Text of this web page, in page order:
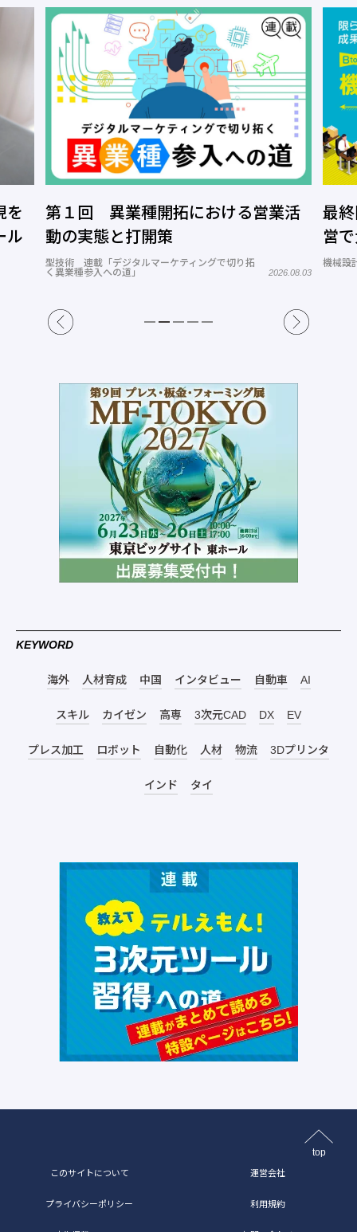
を
ル
第１回 異業種開拓における営業活
動の実態と打開策
型技術 連載「デジタルマーケティングで切り拓
く異業種参入への道」
2026.08.03
最
営
機械設
KEYWORD
海外 人材育成 中国 インタビュー 自動車 AI
スキル カイゼン 高専 3次元CAD DX EV
プレス加工 ロボット 自動化 人材 物流 3Dプリンタ
インド タイ
top
このサイトについて 運営会社
プライバシーポリシー 利用規約